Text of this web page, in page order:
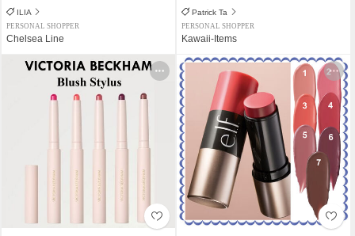
ILIA
PERSONAL SHOPPER
Chelsea Line
Patrick Ta
PERSONAL SHOPPER
Kawaii-Items